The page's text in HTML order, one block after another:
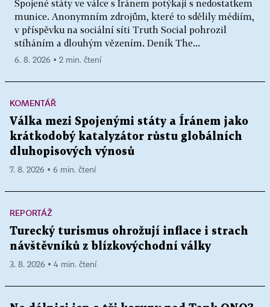
Spojené státy ve válce s Íránem potýkají s nedostatkem
munice. Anonymním zdrojům, které to sdělily médiím,
v příspěvku na sociální síti Truth Social pohrozil
stíháním a dlouhým vězením. Deník The...
6. 8. 2026 ▪ 2 min. čtení
KOMENTÁŘ
Válka mezi Spojenými státy a Íránem jako
krátkodobý katalyzátor růstu globálních
dluhopisových výnosů
7. 8. 2026 ▪ 6 min. čtení
REPORTÁŽ
Turecký turismus ohrožují inflace i strach
návštěvníků z blízkovýchodní války
3. 8. 2026 ▪ 4 min. čtení